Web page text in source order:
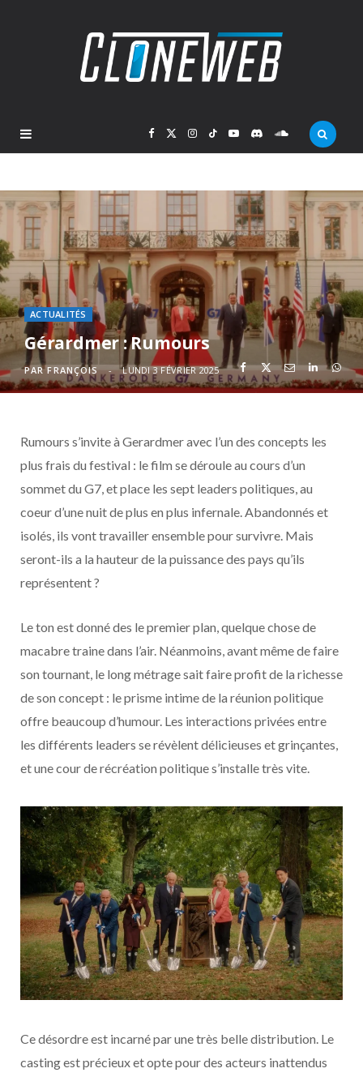
F
e
b
o
w
i
t
r
I
t
a
g
r
m
T
T
k
Y
u
T
u
b
e
s
c
o
r
d
S
u
n
C
l
u
ACTUALITÉS
Gérardmer : Rumours
PAR FRANÇOIS LUNDI 3 FÉVRIER 2025
Rumours s’invite à Gerardmer avec l’un des concepts les
plus frais du festival : le film se déroule au cours d’un
sommet du G7, et place les sept leaders politiques, au
coeur d’une nuit de plus en plus infernale. Abandonnés et
isolés, ils vont travailler ensemble pour survivre. Mais
seront-ils a la hauteur de la puissance des pays qu’ils
représentent ?
Le ton est donné des le premier plan, quelque chose de
macabre traine dans l’air. Néanmoins, avant même de faire
son tournant, le long métrage sait faire profit de la richesse
de son concept : le prisme intime de la réunion politique
offre beaucoup d’humour. Les interactions privées entre
les différents leaders se révèlent délicieuses et grinçantes,
et une cour de récréation politique s’installe très vite.
Ce désordre est incarné par une très belle distribution. Le
casting est précieux et opte pour des acteurs inattendus